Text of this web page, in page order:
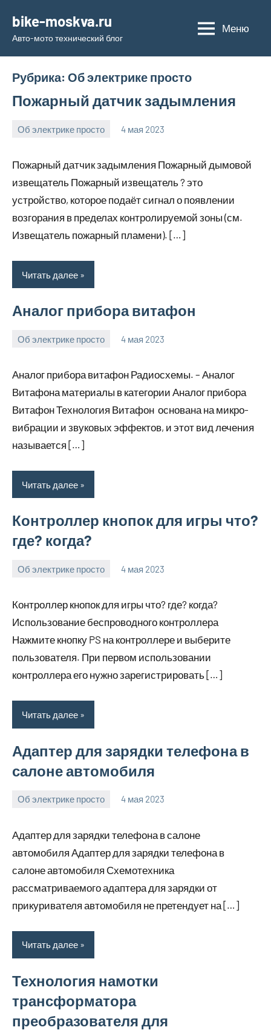
содержимому
bike-moskva.ru
Авто-мото технический блог
Меню
Рубрика: Об электрике просто
Пожарный датчик задымления
Об электрике просто 4 мая 2023
bike_moskva_
Пожарный датчик задымления Пожарный дымовой
извещатель Пожарный извещатель ? это
устройство, которое подаёт сигнал о появлении
возгорания в пределах контролируемой зоны (см.
Извещатель пожарный пламени). […]
Читать далее
Аналог прибора витафон
Об электрике просто 4 мая 2023
bike_moskva_
Аналог прибора витафон Радиосхемы. – Аналог
Витафона материалы в категории Аналог прибора
Витафон Технология Витафон основана на микро-
вибрации и звуковых эффектов, и этот вид лечения
называется […]
Читать далее
Контроллер кнопок для игры что?
где? когда?
Об электрике просто 4 мая 2023
bike_moskva_
Контроллер кнопок для игры что? где? когда?
Использование беспроводного контроллера
Нажмите кнопку PS на контроллере и выберите
пользователя. При первом использовании
контроллера его нужно зарегистрировать […]
Читать далее
Адаптер для зарядки телефона в
салоне автомобиля
Об электрике просто 4 мая 2023
bike_moskva_
Адаптер для зарядки телефона в салоне
автомобиля Адаптер для зарядки телефона в
салоне автомобиля Схемотехника
рассматриваемого адаптера для зарядки от
прикуривателя автомобиля не претендует на […]
Читать далее
Технология намотки
трансформатора
преобразователя для